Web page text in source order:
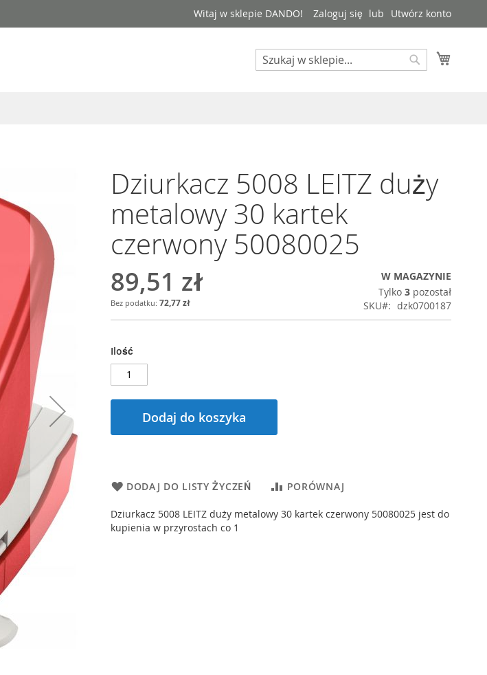
Witaj w sklepie DANDO! Zaloguj się Utwórz konto
Search
Dziurkacz 5008 LEITZ duży
metalowy 30 kartek
czerwony 50080025
89,51 zł
72,77 zł
W MAGAZYNIE
Tylko 3 pozostał
SKU
dzk0700187
Ilość
Dodaj do koszyka
DODAJ DO LISTY ŻYCZEŃ PORÓWNAJ
Dziurkacz 5008 LEITZ duży metalowy 30 kartek czerwony 50080025 jest do
kupienia w przyrostach co 1